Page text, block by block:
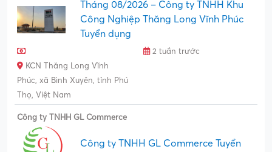
Tháng 08/2026 – Công ty TNHH Khu
Công Nghiệp Thăng Long Vĩnh Phúc
Tuyển dụng
2 tuần trước
KCN Thăng Long Vĩnh
Phúc, xã Bình Xuyên, tỉnh Phú
Thọ, Việt Nam
Công ty TNHH GL Commerce
Công ty TNHH GL Commerce Tuyển